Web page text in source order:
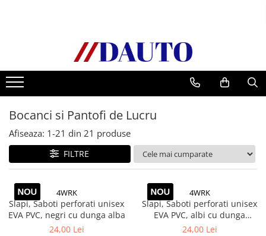
Bullbare, Suporti lumini camioane
Accesorii inox
DAF
CF Euro 6
DAF CF 85
DAF XF 105
Daf XF 95
Daf XG
Ford
Bocanci si Pantofi de Lucru
Afiseaza: 1-21 din 21 produse
FILTRE
4WRK
Slapi, Saboti perforati unisex
EVA PVC, negri cu dunga alba
24,00 Lei
4WRK
Slapi, Saboti perforati unisex
EVA PVC, albi cu dunga
albastra
24,00 Lei